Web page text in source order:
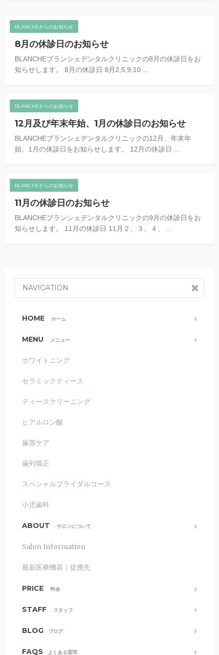
BLANCHEからのお知らせ
8月の休診日のお知らせ
BLANCHEブランシェデンタルクリニックの8月の休診日をお
知らせします。 8月の休診日 8月2,5,9,10 …
BLANCHEからのお知らせ
12月及び年末年始、1月の休診日のお知らせ
BLANCHEブランシェデンタルクリニックの12月、年末年
始、1月の休診日をお知らせします。 12月の休診日 …
BLANCHEからのお知らせ
11月の休診日のお知らせ
BLANCHEブランシェデンタルクリニックの9月の休診日をお
知らせします。 11月の休診日 11月２、３、４、 …
NAVIGATION
HOME ホーム
MENU メニュー
ホワイトニング
セラミックティース
ティースクリーニング
ヒアルロン酸
歯茎ケア
歯列矯正
スペシャルブライダルコース
小児歯科
ABOUT サロンについて
Salon Information
最新医療機器｜提携先
PRICE 料金
STAFF スタッフ
BLOG ブログ
FAQS よくある質問